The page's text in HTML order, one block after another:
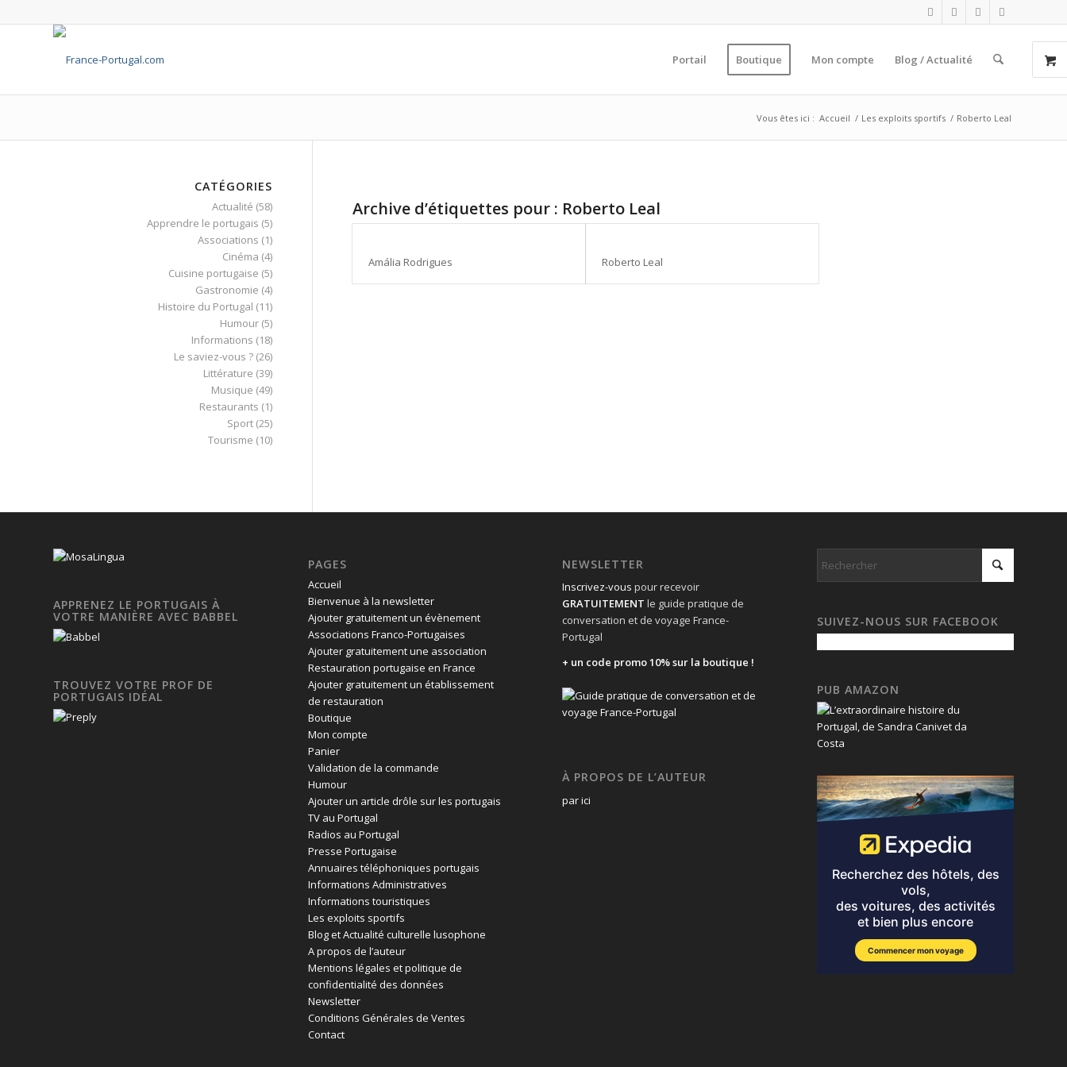
Portail Boutique Mon compte Blog / Actualité
Vous êtes ici : Accueil / Les exploits sportifs / Roberto Leal
Archive d’étiquettes pour : Roberto Leal
Amália Rodrigues Roberto Leal
CATÉGORIES
Actualité (58)
Apprendre le portugais (5)
Associations (1)
Cinéma (4)
Cuisine portugaise (5)
Gastronomie (4)
Histoire du Portugal (11)
Humour(5)
Informations (18)
Le saviez-vous ?(26)
Littérature (39)
Musique (49)
Restaurants (1)
Sport(25)
Tourisme (10)
APPRENEZ LE PORTUGAIS À
VOTRE MANIÈRE AVEC BABBEL
TROUVEZ VOTRE PROF DE
PORTUGAIS IDÉAL
PAGES
Accueil
Bienvenue à la newsletter
Ajouter gratuitement un évènement
Associations Franco-Portugaises
Ajouter gratuitement une association
Restauration portugaise en France
Ajouter gratuitement un établissement
de restauration
Boutique
Mon compte
Panier
Validation de la commande
Humour
Ajouter un article drôle sur les portugais
TV au Portugal
Radios au Portugal
Presse Portugaise
Annuaires téléphoniques portugais
Informations Administratives
Informations touristiques
Les exploits sportifs
Blog et Actualité culturelle lusophone
A propos de l’auteur
Mentions légales et politique de
confidentialité des données
Newsletter
Conditions Générales de Ventes
Contact
NEWSLETTER
Inscrivez-vous pour recevoir
GRATUITEMENT le guide pratique de
conversation et de voyage France-
Portugal
+ un code promo 10% sur la boutique !
À PROPOS DE L’AUTEUR
par ici
SUIVEZ-NOUS SUR FACEBOOK
PUB AMAZON